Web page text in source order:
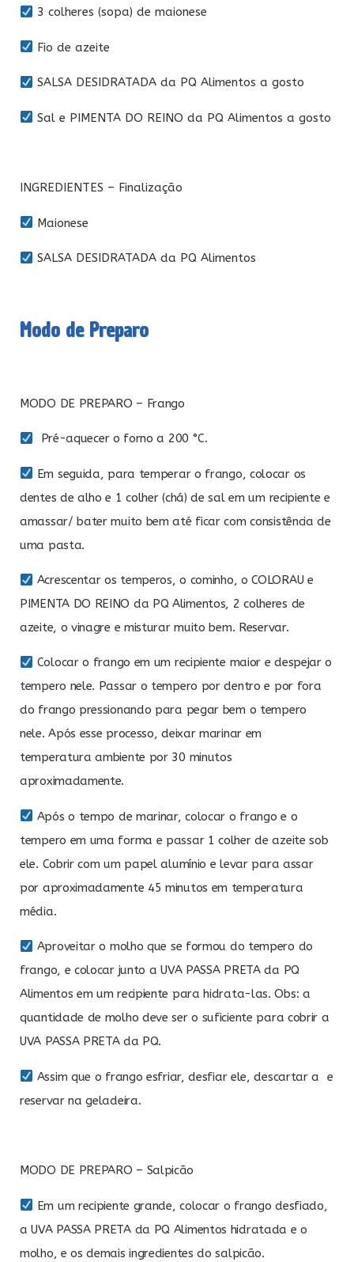
3 colheres (sopa) de maionese
Fio de azeite
SALSA DESIDRATADA da PQ Alimentos a gosto
Sal e PIMENTA DO REINO da PQ Alimentos a gosto
INGREDIENTES – Finalização
Maionese
SALSA DESIDRATADA da PQ Alimentos
Modo de Preparo
MODO DE PREPARO – Frango
Pré-aquecer o forno a 200 °C.
Em seguida, para temperar o frango, colocar os
dentes de alho e 1 colher (chá) de sal em um recipiente e
amassar/ bater muito bem até ficar com consistência de
uma pasta.
Acrescentar os temperos, o cominho, o COLORAU e
PIMENTA DO REINO da PQ Alimentos, 2 colheres de
azeite, o vinagre e misturar muito bem. Reservar.
Colocar o frango em um recipiente maior e despejar o
tempero nele. Passar o tempero por dentro e por fora
do frango pressionando para pegar bem o tempero
nele. Após esse processo, deixar marinar em
temperatura ambiente por 30 minutos
aproximadamente.
Após o tempo de marinar, colocar o frango e o
tempero em uma forma e passar 1 colher de azeite sob
ele. Cobrir com um papel alumínio e levar para assar
por aproximadamente 45 minutos em temperatura
média.
Aproveitar o molho que se formou do tempero do
frango, e colocar junto aUVA PASSA PRETA da PQ
Alimentos em um recipiente para hidrata-las. Obs: a
quantidade de molho deve ser o suficiente para cobrir a
UVA PASSA PRETA da PQ.
Assim que o frango esfriar, desfiar ele, descartar a e
reservar na geladeira.
MODO DE PREPARO – Salpicão
Em um recipiente grande, colocar o frango desfiado,
a UVA PASSA PRETA da PQ Alimentos hidratada e o
molho, e os demais ingredientes do salpicão.